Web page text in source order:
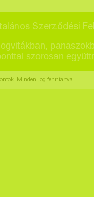
Szerződési
szorosan
Minden jog fenntartva